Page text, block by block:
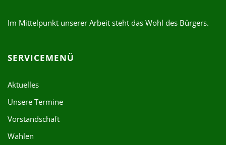
Im Mittelpunkt unserer Arbeit steht das Wohl des Bürgers.
SERVICEMENÜ
Aktuelles
Unsere Termine
Vorstandschaft
Wahlen